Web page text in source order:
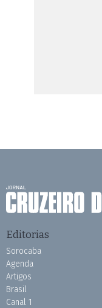
Editorias
Sorocaba
Agenda
Artigos
Brasil
Canal 1